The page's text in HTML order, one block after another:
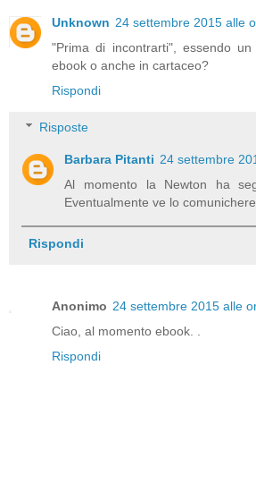
Unknown 24 settembre 2015 alle
"Prima di incontrarti", essendo
ebook o anche in cartaceo?
Rispondi
Risposte
Barbara Pitanti 24 settembre
Al momento la Newton ha
Eventualmente ve lo
Rispondi
Anonimo 24 settembre 2015 alle
Ciao, al momento ebook. .
Rispondi